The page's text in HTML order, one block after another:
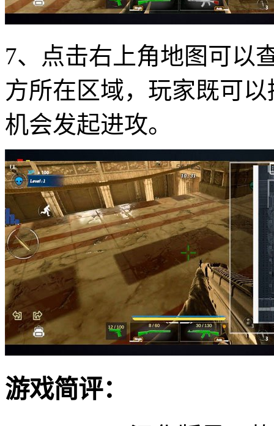
7、点击右上角地图可以
方所在区域，玩家既可
机会发起进攻。
游戏简评：